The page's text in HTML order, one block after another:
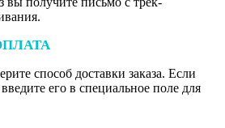
способ доставки заказа. Если
его в специальное поле для